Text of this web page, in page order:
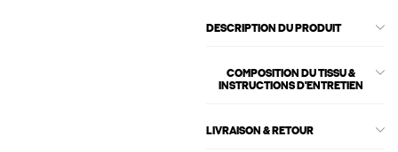
DESCRIPTION DU PRODUIT
COMPOSITION DU TISSU &
INSTRUCTIONS D'ENTRETIEN
LIVRAISON & RETOUR